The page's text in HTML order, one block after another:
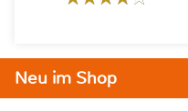
Neu im Shop